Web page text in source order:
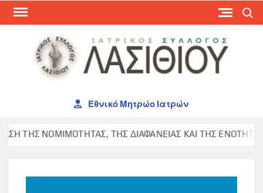
Skip
Εθνικό Μητρώο Ιατρών
ΤΗΣ ΝΟΜΙΜΟΤΗΤΑΣ, ΤΗΣ ΔΙΑΦΑΝΕΙΑΣ ΚΑΙ ΤΗΣ ΕΝΟΤΗΤΑΣ